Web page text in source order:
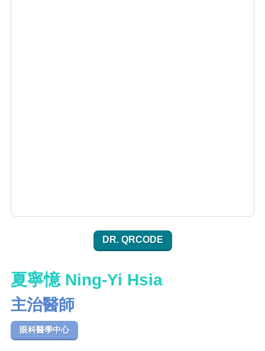
DR. QRCODE
夏寧憶 Ning-Yi Hsia
主治醫師
眼科醫學中心